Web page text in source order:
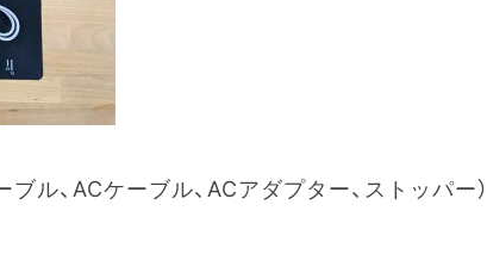
ル、ACケーブル、ACアダプター、ストッパー）